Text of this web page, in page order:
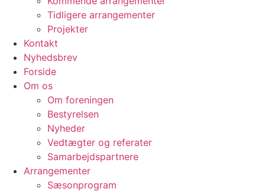
Tidligere arrangementer
Projekter
Kontakt
Nyhedsbrev
Forside
Om os
Om foreningen
Bestyrelsen
Nyheder
Vedtægter og referater
Samarbejdspartnere
Arrangementer
Sæsonprogram